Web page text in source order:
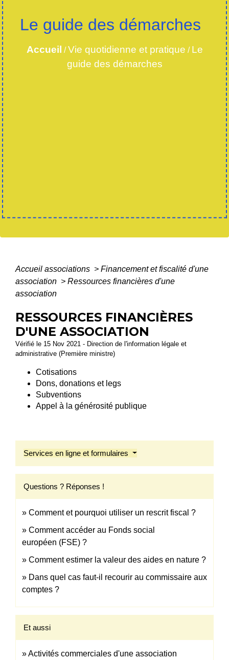
Le guide des démarches
Accueil /Vie quotidienne et pratique / Le
guide des démarches
Accueil associations > Financement et fiscalité d'une
association > Ressources financières d'une
association
RESSOURCES FINANCIÈRES
D'UNE ASSOCIATION
Vérifié le 15 Nov 2021 - Direction de l'information légale et
administrative (Première ministre)
Cotisations
Dons, donations et legs
Subventions
Appel à la générosité publique
Services en ligne et formulaires
Questions ? Réponses !
Comment et pourquoi utiliser un rescrit fiscal ?
Comment accéder au Fonds social
européen (FSE) ?
Comment estimer la valeur des aides en nature ?
Dans quel cas faut-il recourir au commissaire aux
comptes ?
Et aussi
Activités commerciales d'une association